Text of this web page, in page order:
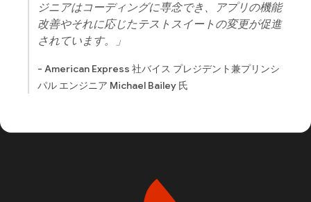
ジニアはコーディングに専念でき、アプリの機能
改善やそれに応じたテストスイートの変更が促進
されています。」
- American Express 社バイス プレジデント兼プリンシ
パル エンジニア Michael Bailey 氏